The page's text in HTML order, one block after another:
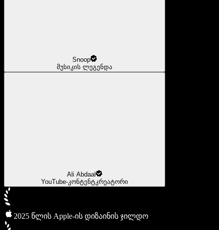
Snoop
მუსიკის ლეგენდა
Ali Abdaal
YouTube-კონტენტკრეატორი
2025 წლის Apple-ის დიზაინის ჯილდო